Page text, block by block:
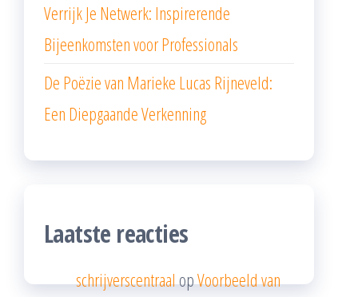
Verrijk Je Netwerk: Inspirerende
Bijeenkomsten voor Professionals
De Poëzie van Marieke Lucas Rijneveld:
Een Diepgaande Verkenning
Laatste reacties
schrijverscentraalopVoorbeeld van